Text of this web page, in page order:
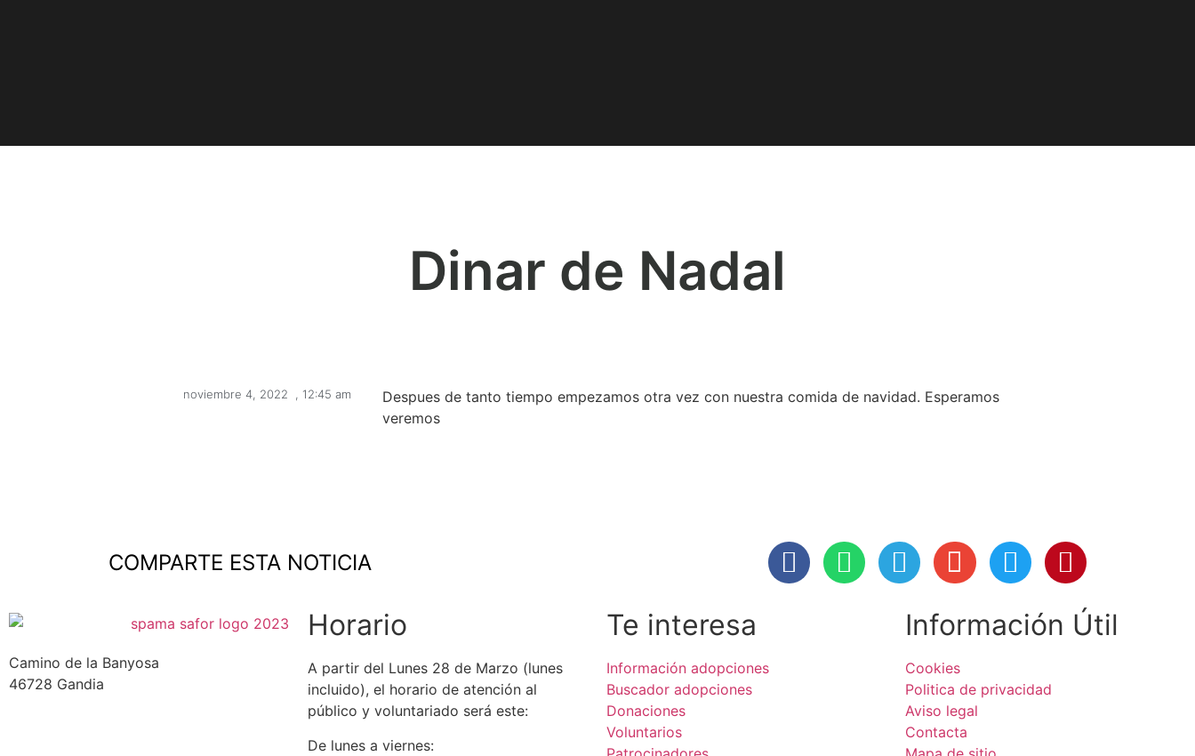
Dinar de Nadal
noviembre 4, 2022 12:45 am
Despues de tanto tiempo empezamos otra vez con nuestra comida de navidad. Esperamos
veremos
COMPARTE ESTA NOTICIA
Camino de la Banyosa
46728 Gandia
Horario
A partir del Lunes 28 de Marzo (lunes
incluido), el horario de atención al
público y voluntariado será este:
De lunes a viernes:
Te interesa
Información adopciones
Buscador adopciones
Donaciones
Voluntarios
Información Útil
Cookies
Politica de privacidad
Aviso legal
Contacta